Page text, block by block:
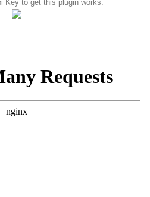
Key to get this plugin works.